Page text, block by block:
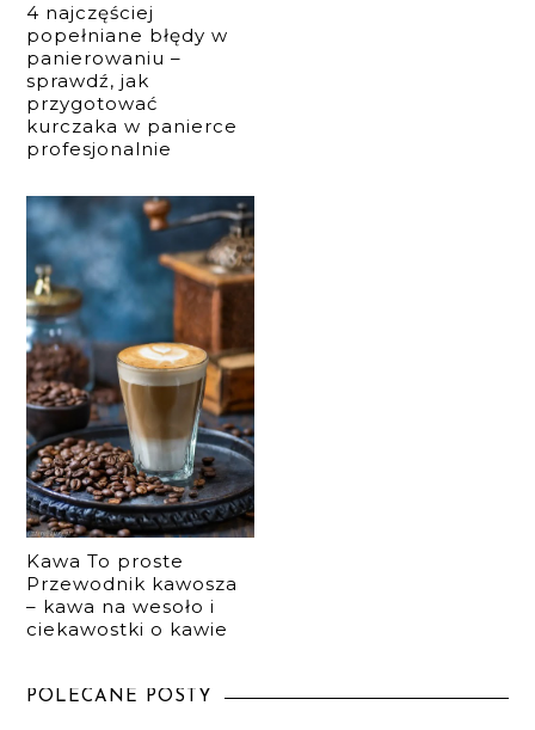
4 najczęściej
popełniane błędy w
panierowaniu –
sprawdź, jak
przygotować
kurczaka w panierce
profesjonalnie
Kawa To proste
Przewodnik kawosza
– kawa na wesoło i
ciekawostki o kawie
POLECANE POSTY